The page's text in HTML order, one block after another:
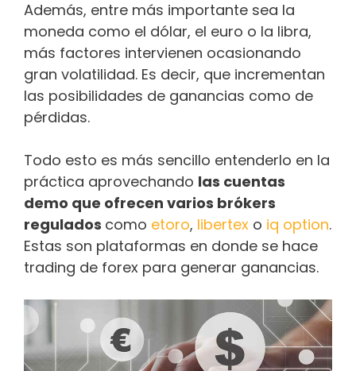
Además, entre más importante sea la
moneda como el dólar, el euro o la libra,
más factores intervienen ocasionando
gran volatilidad. Es decir, que incrementan
las posibilidades de ganancias como de
pérdidas.
Todo esto es más sencillo entenderlo en la
práctica aprovechando las cuentas
demo que ofrecen varios brókers
regulados como etoro, libertex o iq option.
Estas son plataformas en donde se hace
trading de forex para generar ganancias.